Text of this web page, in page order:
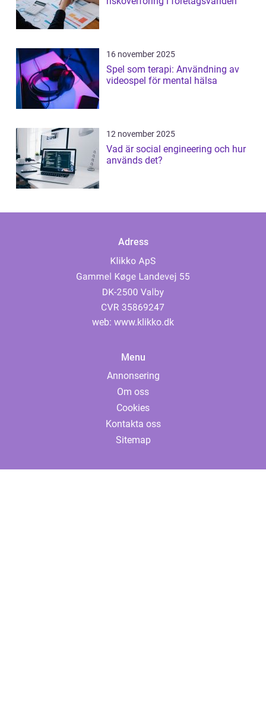
16 november 2025
Spel som terapi: Användning av
videospel för mental hälsa
12 november 2025
Vad är social engineering och hur
används det?
Adress
web: www.klikko.dk
Menu
Annonsering
Om oss
Cookies
Kontakta oss
Sitemap